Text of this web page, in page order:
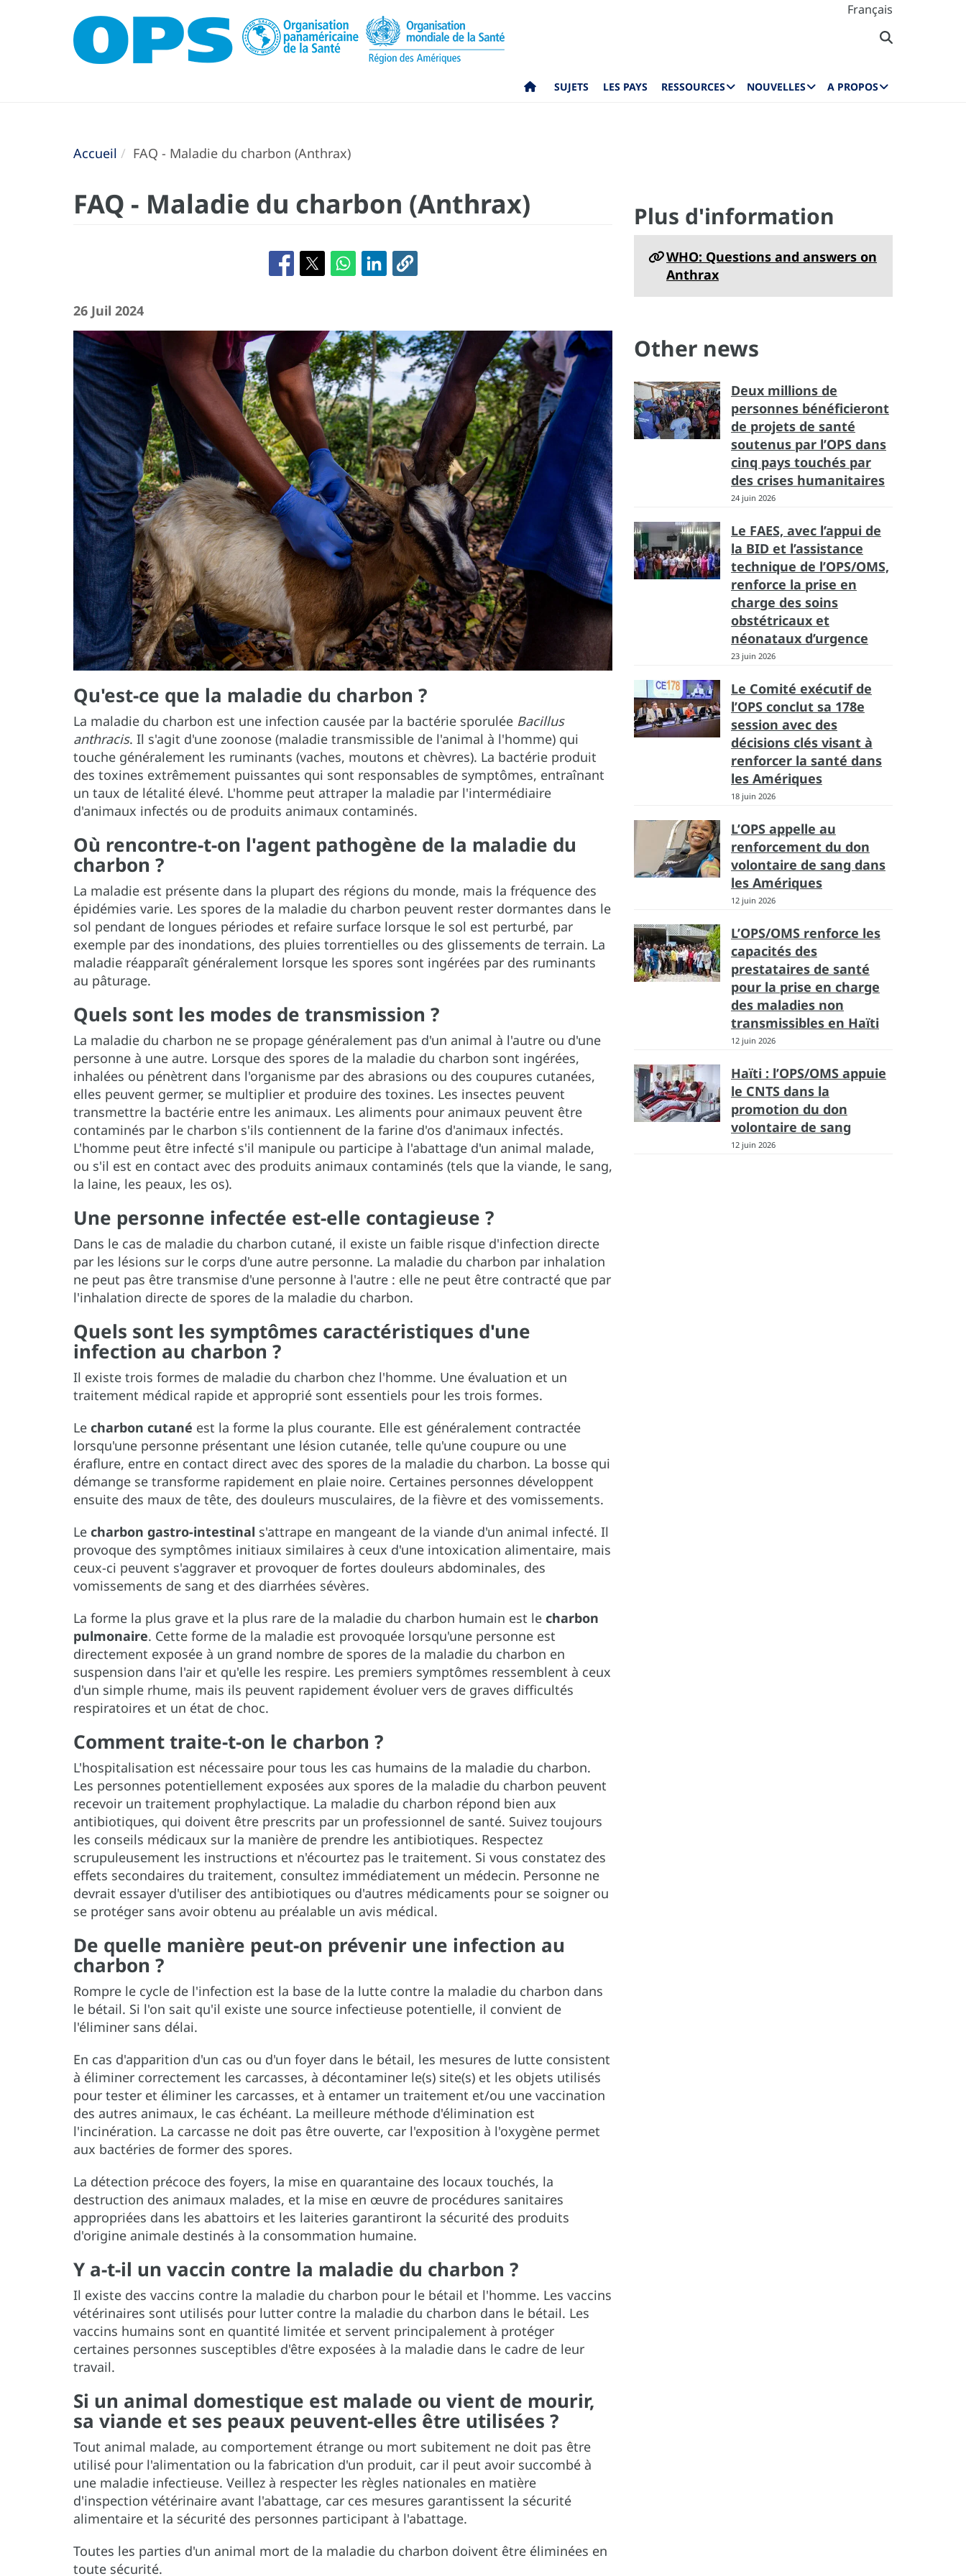
Français
SUJETS LES PAYS RESSOURCES NOUVELLES A PROPOS
Accueil FAQ - Maladie du charbon (Anthrax)
FAQ - Maladie du charbon (Anthrax)
26 Juil 2024
Qu'est-ce que la maladie du charbon ?
La maladie du charbon est une infection causée par la bactérie sporulée Bacillus
anthracis. Il s'agit d'une zoonose (maladie transmissible de l'animal à l'homme) qui
touche généralement les ruminants (vaches, moutons et chèvres). La bactérie produit
des toxines extrêmement puissantes qui sont responsables de symptômes, entraînant
un taux de létalité élevé. L'homme peut attraper la maladie par l'intermédiaire
d'animaux infectés ou de produits animaux contaminés.
Où rencontre-t-on l'agent pathogène de la maladie du
charbon ?
La maladie est présente dans la plupart des régions du monde, mais la fréquence des
épidémies varie. Les spores de la maladie du charbon peuvent rester dormantes dans le
sol pendant de longues périodes et refaire surface lorsque le sol est perturbé, par
exemple par des inondations, des pluies torrentielles ou des glissements de terrain. La
maladie réapparaît généralement lorsque les spores sont ingérées par des ruminants
au pâturage.
Quels sont les modes de transmission ?
La maladie du charbon ne se propage généralement pas d'un animal à l'autre ou d'une
personne à une autre. Lorsque des spores de la maladie du charbon sont ingérées,
inhalées ou pénètrent dans l'organisme par des abrasions ou des coupures cutanées,
elles peuvent germer, se multiplier et produire des toxines. Les insectes peuvent
transmettre la bactérie entre les animaux. Les aliments pour animaux peuvent être
contaminés par le charbon s'ils contiennent de la farine d'os d'animaux infectés.
L'homme peut être infecté s'il manipule ou participe à l'abattage d'un animal malade,
ou s'il est en contact avec des produits animaux contaminés (tels que la viande, le sang,
la laine, les peaux, les os).
Une personne infectée est-elle contagieuse ?
Dans le cas de maladie du charbon cutané, il existe un faible risque d'infection directe
par les lésions sur le corps d'une autre personne. La maladie du charbon par inhalation
ne peut pas être transmise d'une personne à l'autre : elle ne peut être contracté que par
l'inhalation directe de spores de la maladie du charbon.
Quels sont les symptômes caractéristiques d'une
infection au charbon ?
Il existe trois formes de maladie du charbon chez l'homme. Une évaluation et un
traitement médical rapide et approprié sont essentiels pour les trois formes.
Le charbon cutané est la forme la plus courante. Elle est généralement contractée
lorsqu'une personne présentant une lésion cutanée, telle qu'une coupure ou une
éraflure, entre en contact direct avec des spores de la maladie du charbon. La bosse qui
démange se transforme rapidement en plaie noire. Certaines personnes développent
ensuite des maux de tête, des douleurs musculaires, de la fièvre et des vomissements.
Le charbon gastro-intestinal s'attrape en mangeant de la viande d'un animal infecté. Il
provoque des symptômes initiaux similaires à ceux d'une intoxication alimentaire, mais
ceux-ci peuvent s'aggraver et provoquer de fortes douleurs abdominales, des
vomissements de sang et des diarrhées sévères.
La forme la plus grave et la plus rare de la maladie du charbon humain est le charbon
pulmonaire. Cette forme de la maladie est provoquée lorsqu'une personne est
directement exposée à un grand nombre de spores de la maladie du charbon en
suspension dans l'air et qu'elle les respire. Les premiers symptômes ressemblent à ceux
d'un simple rhume, mais ils peuvent rapidement évoluer vers de graves difficultés
respiratoires et un état de choc.
Comment traite-t-on le charbon ?
L'hospitalisation est nécessaire pour tous les cas humains de la maladie du charbon.
Les personnes potentiellement exposées aux spores de la maladie du charbon peuvent
recevoir un traitement prophylactique. La maladie du charbon répond bien aux
antibiotiques, qui doivent être prescrits par un professionnel de santé. Suivez toujours
les conseils médicaux sur la manière de prendre les antibiotiques. Respectez
scrupuleusement les instructions et n'écourtez pas le traitement. Si vous constatez des
effets secondaires du traitement, consultez immédiatement un médecin. Personne ne
devrait essayer d'utiliser des antibiotiques ou d'autres médicaments pour se soigner ou
se protéger sans avoir obtenu au préalable un avis médical.
De quelle manière peut-on prévenir une infection au
charbon ?
Rompre le cycle de l'infection est la base de la lutte contre la maladie du charbon dans
le bétail. Si l'on sait qu'il existe une source infectieuse potentielle, il convient de
l'éliminer sans délai.
En cas d'apparition d'un cas ou d'un foyer dans le bétail, les mesures de lutte consistent
à éliminer correctement les carcasses, à décontaminer le(s) site(s) et les objets utilisés
pour tester et éliminer les carcasses, et à entamer un traitement et/ou une vaccination
des autres animaux, le cas échéant. La meilleure méthode d'élimination est
l'incinération. La carcasse ne doit pas être ouverte, car l'exposition à l'oxygène permet
aux bactéries de former des spores.
La détection précoce des foyers, la mise en quarantaine des locaux touchés, la
destruction des animaux malades, et la mise en œuvre de procédures sanitaires
appropriées dans les abattoirs et les laiteries garantiront la sécurité des produits
d'origine animale destinés à la consommation humaine.
Y a-t-il un vaccin contre la maladie du charbon ?
Il existe des vaccins contre la maladie du charbon pour le bétail et l'homme. Les vaccins
vétérinaires sont utilisés pour lutter contre la maladie du charbon dans le bétail. Les
vaccins humains sont en quantité limitée et servent principalement à protéger
certaines personnes susceptibles d'être exposées à la maladie dans le cadre de leur
travail.
Si un animal domestique est malade ou vient de mourir,
sa viande et ses peaux peuvent-elles être utilisées ?
Tout animal malade, au comportement étrange ou mort subitement ne doit pas être
utilisé pour l'alimentation ou la fabrication d'un produit, car il peut avoir succombé à
une maladie infectieuse. Veillez à respecter les règles nationales en matière
d'inspection vétérinaire avant l'abattage, car ces mesures garantissent la sécurité
alimentaire et la sécurité des personnes participant à l'abattage.
Toutes les parties d'un animal mort de la maladie du charbon doivent être éliminées en
toute sécurité.
Plus d'information
WHO: Questions and answers on
Anthrax
Other news
Deux millions de
personnes bénéficieront
de projets de santé
soutenus par l’OPS dans
cinq pays touchés par
des crises humanitaires
24 juin 2026
Le FAES, avec l’appui de
la BID et l’assistance
technique de l’OPS/OMS,
renforce la prise en
charge des soins
obstétricaux et
néonataux d’urgence
23 juin 2026
Le Comité exécutif de
l’OPS conclut sa 178e
session avec des
décisions clés visant à
renforcer la santé dans
les Amériques
18 juin 2026
L’OPS appelle au
renforcement du don
volontaire de sang dans
les Amériques
12 juin 2026
L’OPS/OMS renforce les
capacités des
prestataires de santé
pour la prise en charge
des maladies non
transmissibles en Haïti
12 juin 2026
Haïti : l’OPS/OMS appuie
le CNTS dans la
promotion du don
volontaire de sang
12 juin 2026